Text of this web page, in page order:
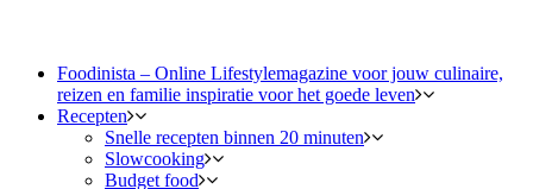
Foodinista – Online Lifestylemagazine voor jouw culinaire,
reizen en familie inspiratie voor het goede leven
Recepten
Snelle recepten binnen 20 minuten
Slowcooking
Budget food